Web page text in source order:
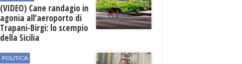
(VIDEO) Cane randagio in
agonia all'aeroporto di
Trapani-Birgi: lo scempio
della Sicilia
POLITICA